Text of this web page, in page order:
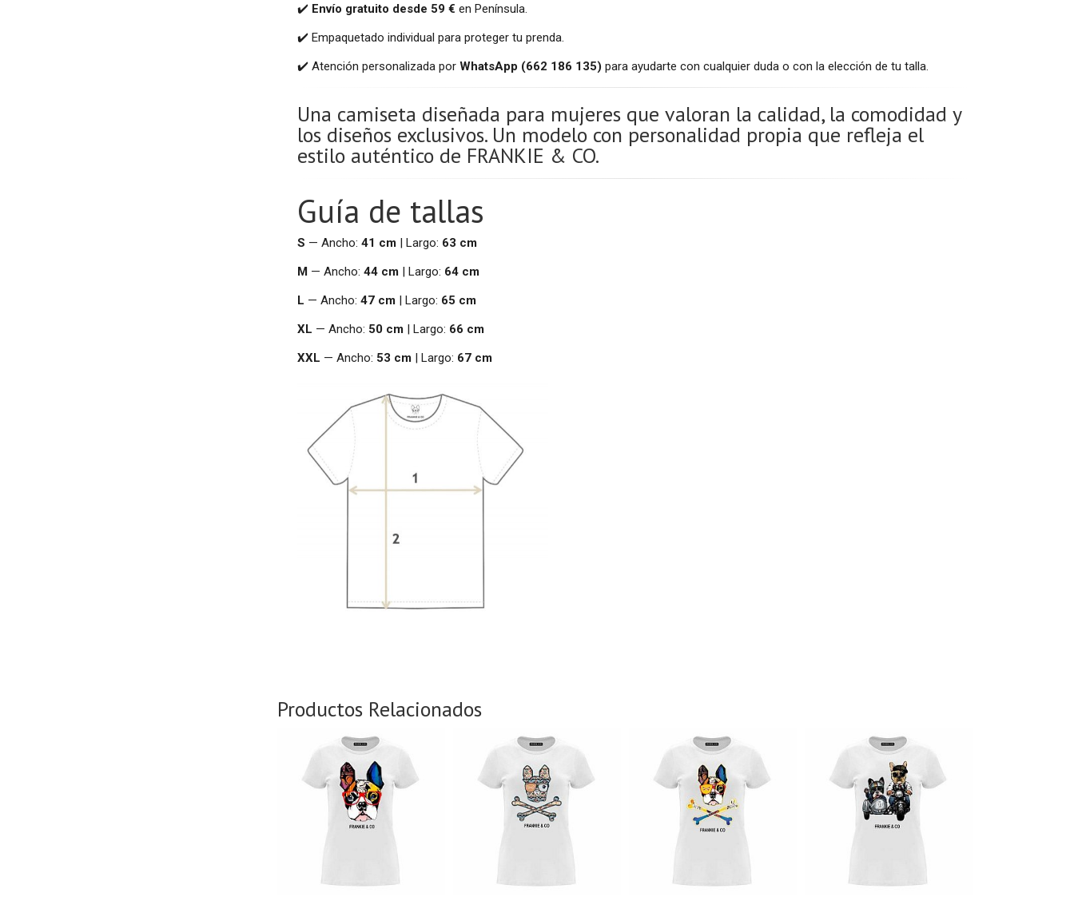
✔️ Envío gratuito desde 59 € en Península.
✔️ Empaquetado individual para proteger tu prenda.
✔️ Atención personalizada porWhatsApp (662 186 135) para ayudarte con cualquier duda o con la elección de tu talla.
Una camiseta diseñada para mujeres que valoran la calidad, la comodidad y
los diseños exclusivos. Un modelo con personalidad propia que refleja el
estilo auténtico de FRANKIE & CO.
Guía de tallas
S — Ancho:41 cm | Largo: 63 cm
M — Ancho:44 cm | Largo: 64 cm
L — Ancho:47 cm | Largo: 65 cm
XL — Ancho: 50 cm | Largo: 66 cm
XXL — Ancho: 53 cm | Largo: 67 cm
Productos Relacionados